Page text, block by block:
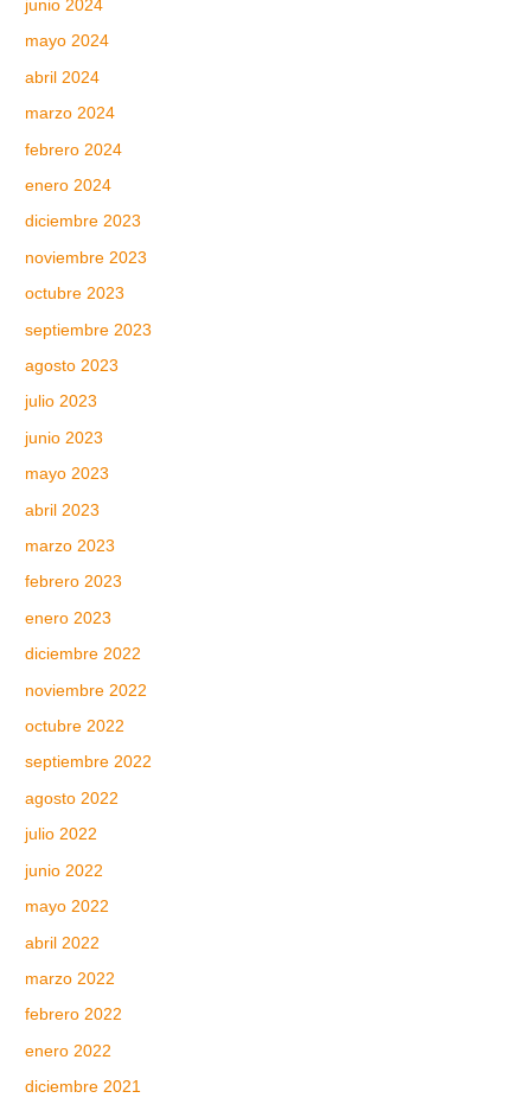
junio 2024
mayo 2024
abril 2024
marzo 2024
febrero 2024
enero 2024
diciembre 2023
noviembre 2023
octubre 2023
septiembre 2023
agosto 2023
julio 2023
junio 2023
mayo 2023
abril 2023
marzo 2023
febrero 2023
enero 2023
diciembre 2022
noviembre 2022
octubre 2022
septiembre 2022
agosto 2022
julio 2022
junio 2022
mayo 2022
abril 2022
marzo 2022
febrero 2022
enero 2022
diciembre 2021